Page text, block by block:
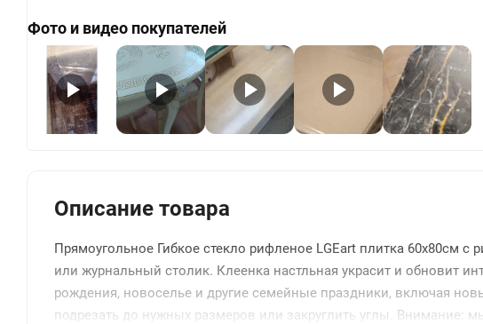
Фото и видео покупателей
Описание товара
Прямоугольное Гибкое стекло рифленое LGEart плитка 60x80см
или журнальный столик. Клеенка настльная украсит и обновит
рождения, новоселье и другие семейные праздники, включая
подрезать до нужных размеров или закруглить углы. Внимание: